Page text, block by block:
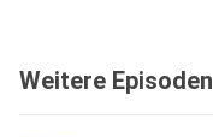
🤍
Weitere Episoden